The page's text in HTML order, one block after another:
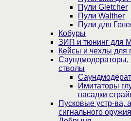
Пули Gletcher
Пули Walther
Пули для
Кобуры
ЗИП и тюнинг для
Кейсы и чехлы для
Саундмодераторы,
стволы
Имитаторы
насадки
Пусковые устр-ва,
сигнального